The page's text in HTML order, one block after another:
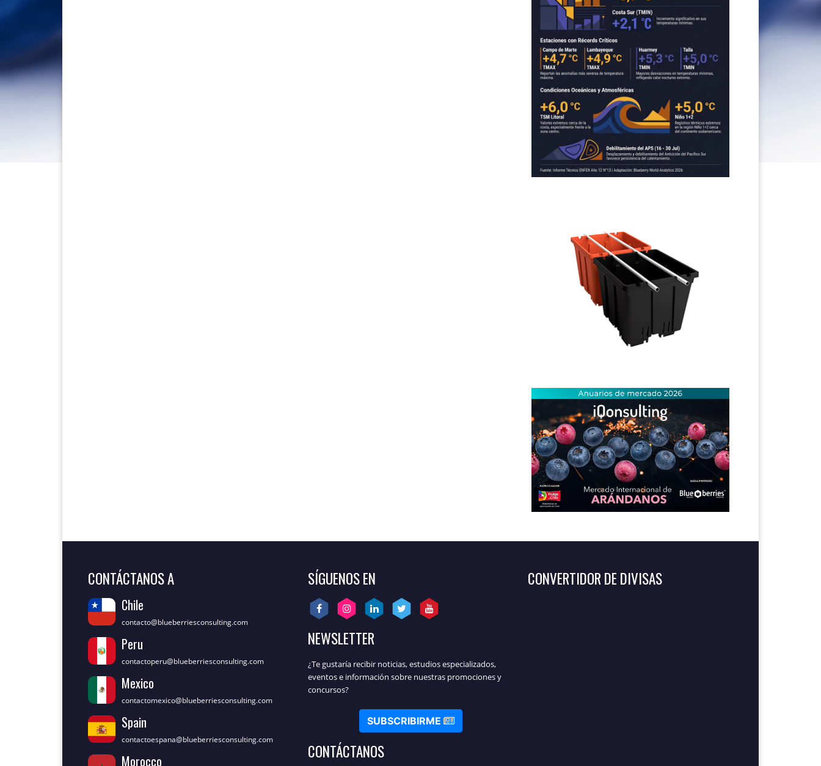
CONTÁCTANOS A
Chile
contacto@blueberriesconsulting.com
Peru
contactoperu@blueberriesconsulting.com
Mexico
contactomexico@blueberriesconsulting.com
Spain
contactoespana@blueberriesconsulting.com
Morocco
SÍGUENOS EN
NEWSLETTER
¿Te gustaría recibir noticias, estudios especializados,
eventos e información sobre nuestras promociones y
concursos?
SUBSCRIBIRME
CONTÁCTANOS
CONVERTIDOR DE DIVISAS